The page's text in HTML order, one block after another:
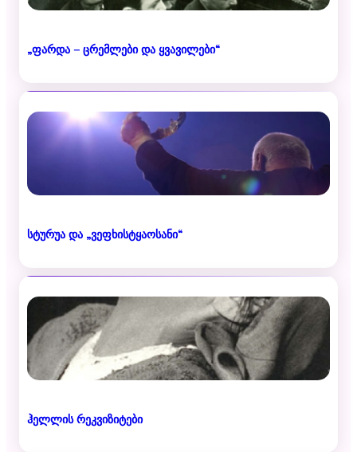
„ფარდა – ცრემლები და ყვავილები“
სტურუა და „ვეფხისტყაოსანი“
ჰელლის რეკვიზიტები